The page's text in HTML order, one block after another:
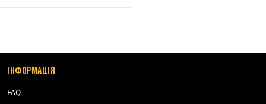
ІНФОРМАЦІЯ
FAQ